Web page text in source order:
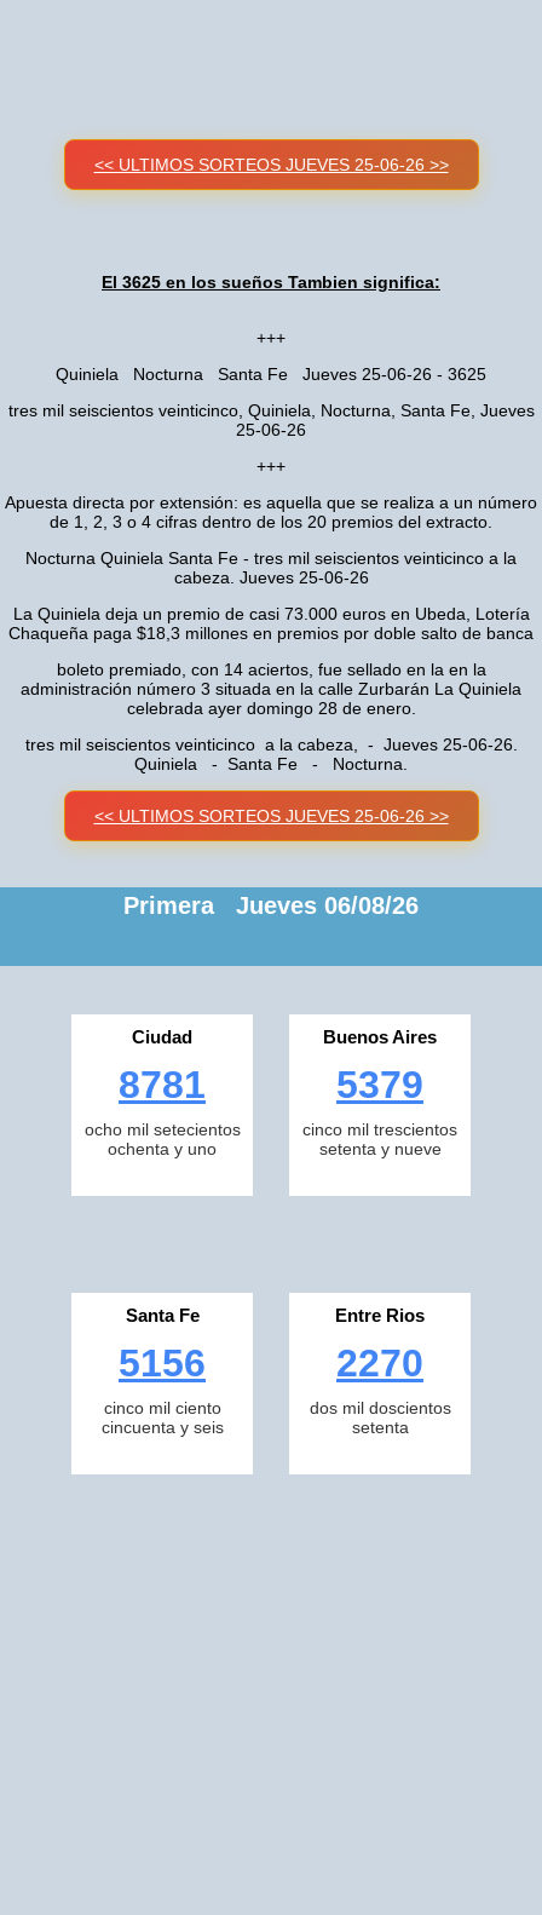
<< ULTIMOS SORTEOS JUEVES 25-06-26 >>
El 3625 en los sueños Tambien significa:
+++
Quiniela Nocturna Santa Fe Jueves 25-06-26 - 3625
tres mil seiscientos veinticinco, Quiniela, Nocturna, Santa Fe, Jueves
25-06-26
+++
Apuesta directa por extensión: es aquella que se realiza a un número
de 1, 2, 3 o 4 cifras dentro de los 20 premios del extracto.
Nocturna Quiniela Santa Fe - tres mil seiscientos veinticinco a la
cabeza. Jueves 25-06-26
La Quiniela deja un premio de casi 73.000 euros en Ubeda, Lotería
Chaqueña paga $18,3 millones en premios por doble salto de banca
boleto premiado, con 14 aciertos, fue sellado en la en la
administración número 3 situada en la calle Zurbarán La Quiniela
celebrada ayer domingo 28 de enero.
tres mil seiscientos veinticinco a la cabeza, - Jueves 25-06-26.
Quiniela - Santa Fe - Nocturna.
<< ULTIMOS SORTEOS JUEVES 25-06-26 >>
Primera Jueves 06/08/26
Ciudad
8781
ocho mil setecientos
ochenta y uno
Buenos Aires
5379
cinco mil trescientos
setenta y nueve
Santa Fe
5156
cinco mil ciento
cincuenta y seis
Entre Rios
2270
dos mil doscientos
setenta